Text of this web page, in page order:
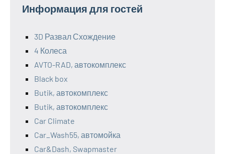
Информация для гостей
3D Развал Схождение
4 Колеса
AVTO-RAD, автокомплекс
Black box
Butik, автокомплекс
Butik, автокомплекс
Car Climate
Car_Wash55, автомойка
Car&Dash, Swapmaster